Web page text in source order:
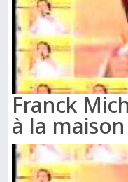
Franck
à la maison